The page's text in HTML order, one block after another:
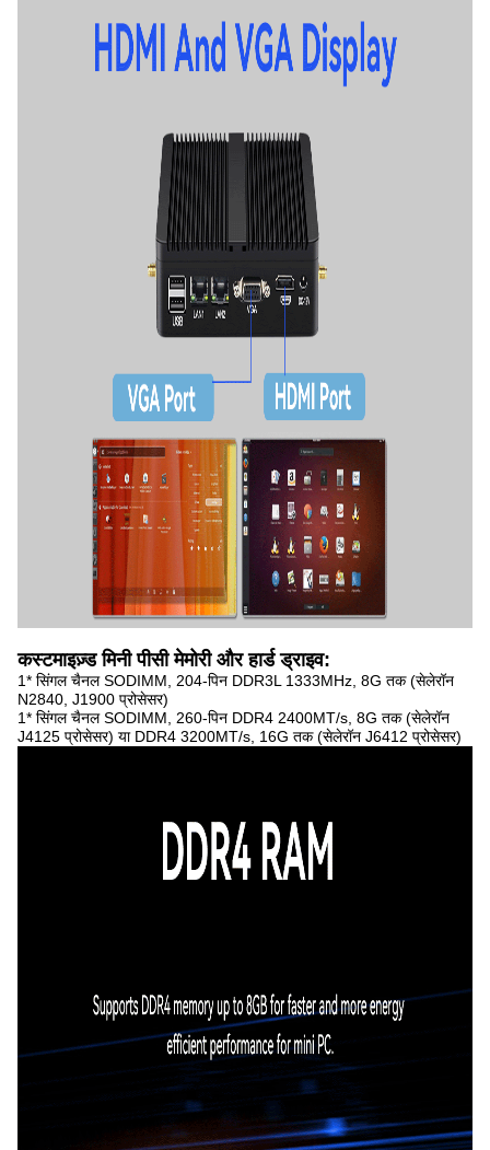
कस्टमाइज़्ड मिनी पीसी मेमोरी और हार्ड ड्राइव:
1* सिंगल चैनल SODIMM, 204-पिन DDR3L 1333MHz, 8G तक (सेलेरॉन
N2840, J1900 प्रोसेसर)
1* सिंगल चैनल SODIMM, 260-पिन DDR4 2400MT/s, 8G तक (सेलेरॉन
J4125 प्रोसेसर) या DDR4 3200MT/s, 16G तक (सेलेरॉन J6412 प्रोसेसर)